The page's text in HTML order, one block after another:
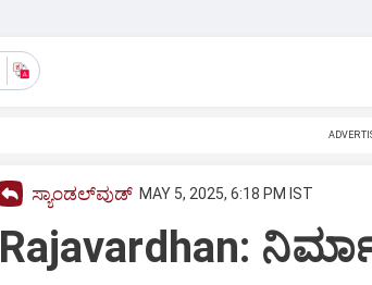
ಸ್ಯಾಂಡಲ್‌ವುಡ್‌ MAY 5, 2025, 6:18 PM IST
Rajavardhan: